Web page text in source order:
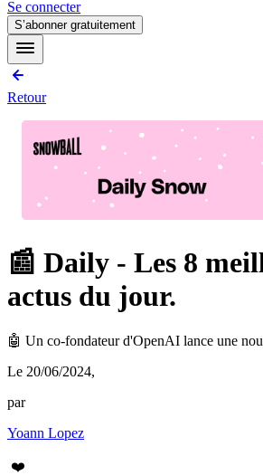
Se connecter
S’abonner gratuitement
Retour
📰 Daily - Les 8
actus du jour.
🤖 Un co-fondateur d'OpenAI lance une
Le 20/06/2024,
par
Yoann Lopez
❤️